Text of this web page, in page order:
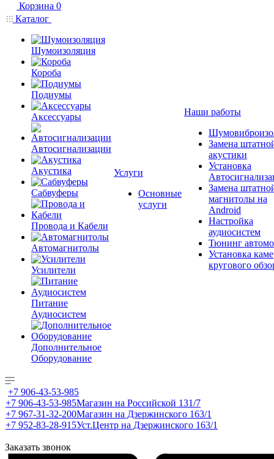
Корзина 0
Каталог
Шумоизоляция
Короба
Подиумы
Аксессуары
Автосигнализации
Акустика
Сабвуферы
Провода и Кабели
Автомагнитолы
Усилители
Питание
Аудиосистем
Дополнительное
Оборудование
Услуги
Основные
услуги
Наши работы
Замена
акустики
Установка
Замена
магнитолы на
Android
Настройка
аудиосистем
Тюнинг
Установка
кругового
+7 906-43-53-985
+7 906-43-53-985Магазин на Российской 131/7
+7 967-31-32-200Магазин на Дзержинского 163/1
+7 952-83-28-915Уст.Центр на Дзержинского 163/1
Заказать звонок